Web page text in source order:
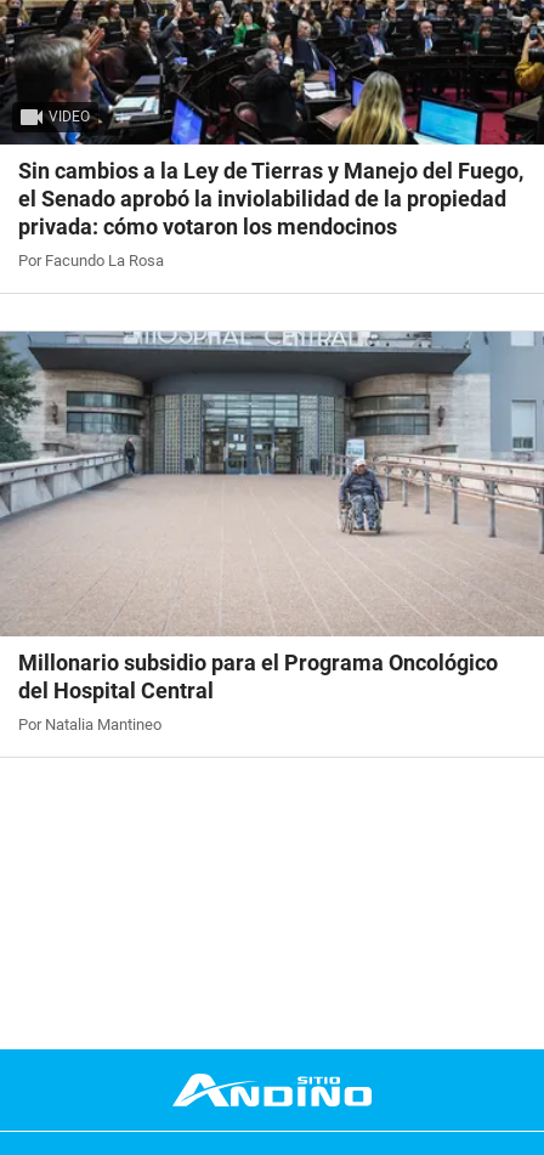
VIDEO
Sin cambios a la Ley de Tierras y Manejo del Fuego,
el Senado aprobó la inviolabilidad de la propiedad
privada: cómo votaron los mendocinos
Por Facundo La Rosa
Millonario subsidio para el Programa Oncológico
del Hospital Central
Por Natalia Mantineo